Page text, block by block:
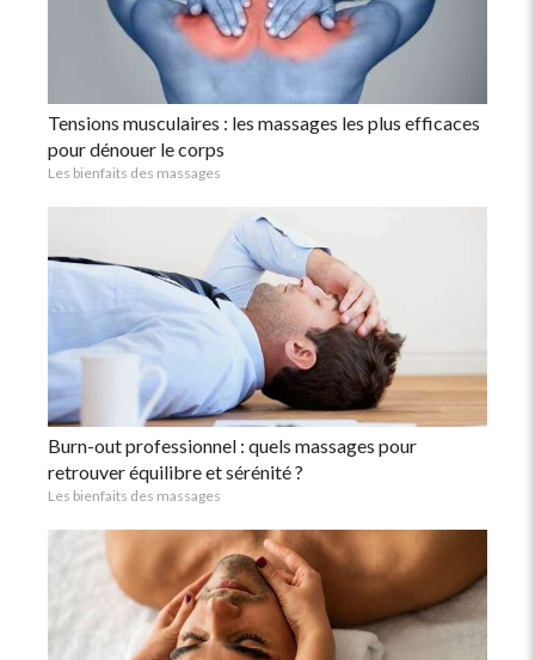
Tensions musculaires : les massages les plus efficaces
pour dénouer le corps
Les bienfaits des massages
Burn-out professionnel : quels massages pour
retrouver équilibre et sérénité ?
Les bienfaits des massages